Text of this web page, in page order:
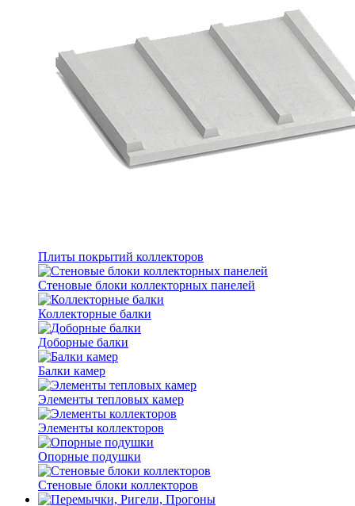
Плиты покрытий коллекторов
Стеновые блоки коллекторных панелей
Коллекторные балки
Доборные балки
Балки камер
Элементы тепловых камер
Элементы коллекторов
Опорные подушки
Стеновые блоки коллекторов